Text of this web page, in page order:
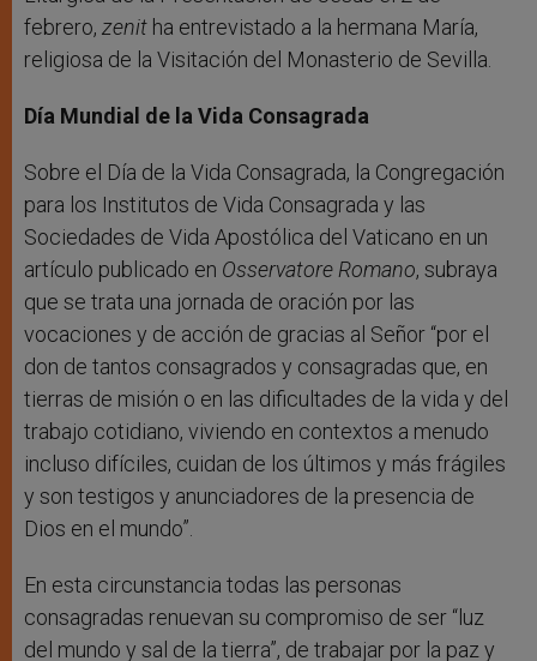
febrero, zenit ha entrevistado a la hermana María,
religiosa de la Visitación del Monasterio de Sevilla.
Día Mundial de la Vida Consagrada
Sobre el Día de la Vida Consagrada, la Congregación
para los Institutos de Vida Consagrada y las
Sociedades de Vida Apostólica del Vaticano en un
artículo publicado en Osservatore Romano, subraya
que se trata una jornada de oración por las
vocaciones y de acción de gracias al Señor “por el
don de tantos consagrados y consagradas que, en
tierras de misión o en las dificultades de la vida y del
trabajo cotidiano, viviendo en contextos a menudo
incluso difíciles, cuidan de los últimos y más frágiles
y son testigos y anunciadores de la presencia de
Dios en el mundo”.
En esta circunstancia todas las personas
consagradas renuevan su compromiso de ser “luz
del mundo y sal de la tierra”, de trabajar por la paz y